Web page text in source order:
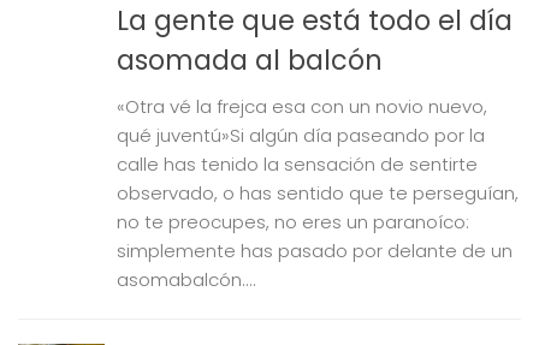
La gente que está todo el día
asomada al balcón
«Otra vé la frejca esa con un novio nuevo,
qué juventú»Si algún día paseando por la
calle has tenido la sensación de sentirte
observado, o has sentido que te perseguían,
no te preocupes, no eres un paranoíco:
simplemente has pasado por delante de un
asomabalcón....